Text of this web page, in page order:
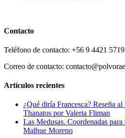
Contacto
Teléfono de contacto: +56 9 4421
Correo de contacto:
Artículos recientes
¿Qué diría Francesca? Reseña
Thanatos por Valeria Fliman
Las Medusas. Coordenadas
Malhue Moreno